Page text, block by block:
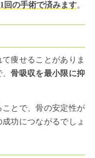
回の手術で済みます。
痩せることがありま
、骨吸収を最小限に抑
とで、骨の安定性が
功につながるでしょ